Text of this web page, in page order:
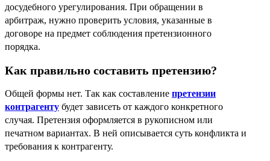
досудебного урегулирования. При обращении в
арбитраж, нужно проверить условия, указанные в
договоре на предмет соблюдения претензионного
порядка.
Как правильно составить претензию?
Общей формы нет. Так как составление претензии
контрагенту будет зависеть от каждого конкретного
случая. Претензия оформляется в рукописном или
печатном вариантах. В ней описывается суть конфликта и
требования к контрагенту.